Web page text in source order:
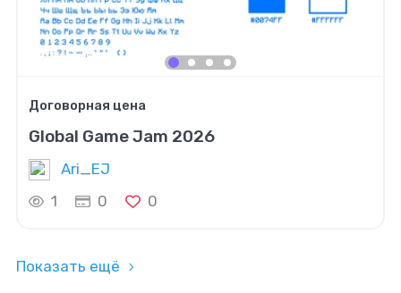
Договорная цена
Global Game Jam 2026
Ari_EJ
1
0 0
Показать ещё